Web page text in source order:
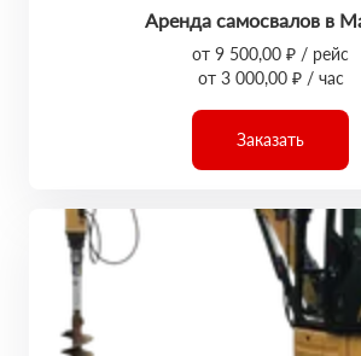
Аренда самосвалов в
от 9 500,00 ₽ / рейс
от 3 000,00 ₽ / час
Заказать